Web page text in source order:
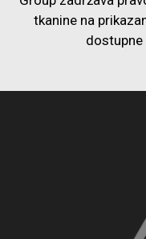
tkanine na
dostupne